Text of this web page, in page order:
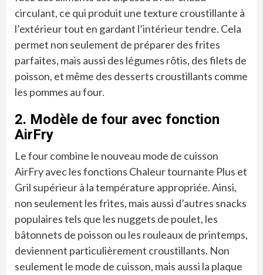
circulant, ce qui produit une texture croustillante à
l’extérieur tout en gardant l’intérieur tendre. Cela
permet non seulement de préparer des frites
parfaites, mais aussi des légumes rôtis, des filets de
poisson, et même des desserts croustillants comme
les pommes au four.
2. Modèle de four avec fonction
AirFry
Le four combine le nouveau mode de cuisson
AirFry avec les fonctions Chaleur tournante Plus et
Gril supérieur à la température appropriée. Ainsi,
non seulement les frites, mais aussi d’autres snacks
populaires tels que les nuggets de poulet, les
bâtonnets de poisson ou les rouleaux de printemps,
deviennent particulièrement croustillants. Non
seulement le mode de cuisson, mais aussi la plaque